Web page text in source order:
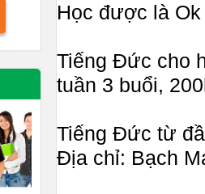
Học được là
Tiếng Đức cho
tuần 3 buổi,
Tiếng Đức từ
Địa chỉ: Bạch